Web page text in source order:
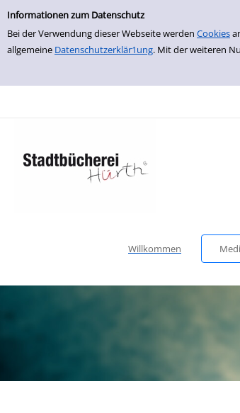
Einfache Suche
Informationen zum Datenschutz
Bei der Verwendung dieser Webseite werden Cookies
allgemeine Datenschutzerklär1ung. Mit der weiteren
zur Navigation springen
zum Inhalt springen
Zu den Suchfiltern springen
Zur Trefferliste springen
Willkommen